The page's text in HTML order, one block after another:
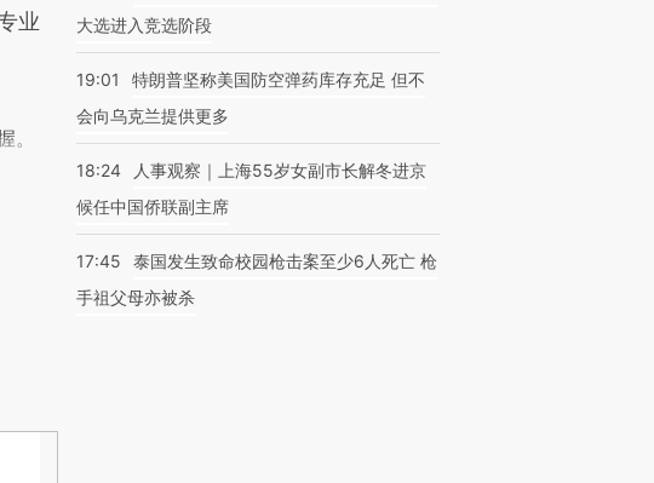
业
。
大选进入竞选阶段
19:01
特朗普坚称美国防空弹药库存充足 但不
会向乌克兰提供更多
18:24
人事观察｜上海55岁女副市长解冬进京
候任中国侨联副主席
17:45
泰国发生致命校园枪击案至少6人死亡 枪
手祖父母亦被杀